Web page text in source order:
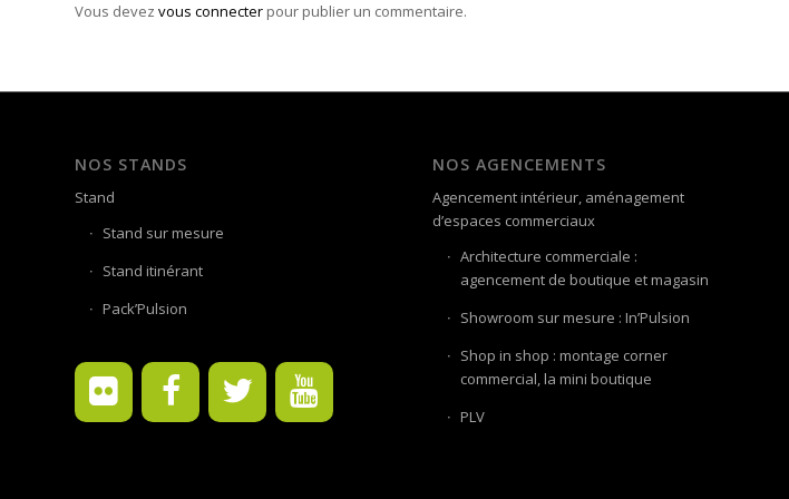
Vous devez vous connecter pour publier un commentaire.
NOS STANDS
Stand
Stand sur mesure
Stand itinérant
Pack’Pulsion
NOS AGENCEMENTS
Agencement intérieur, aménagement
d’espaces commerciaux
Architecture commerciale :
agencement de boutique et magasin
Showroom sur mesure : In’Pulsion
Shop in shop : montage corner
commercial, la mini boutique
PLV